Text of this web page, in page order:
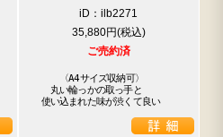
iD：ilb2271
35,880円
ご売約済
〈A4サイズ収納可〉
丸い輪っかの取っ手と
使い込まれた味が渋くて良い